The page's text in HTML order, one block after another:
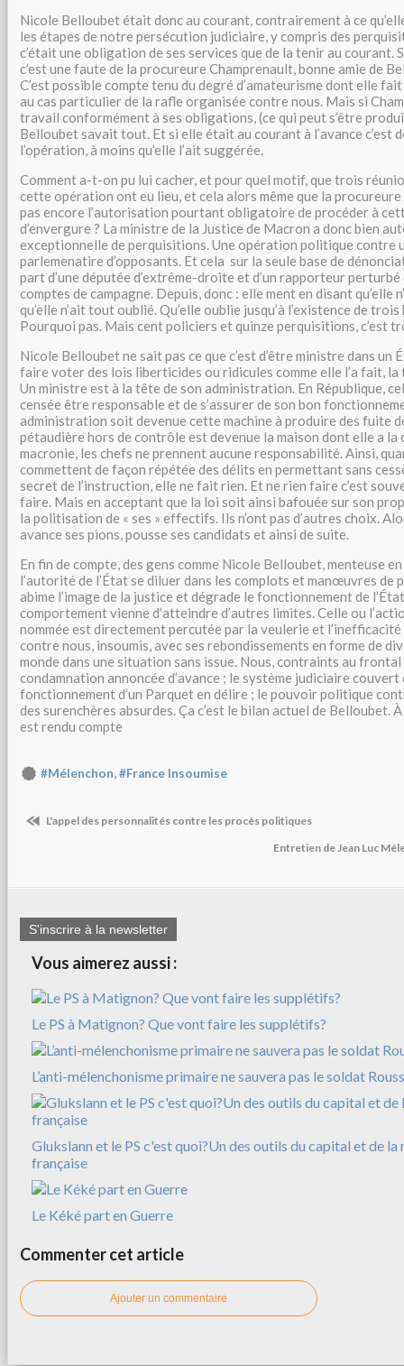
Nicole Belloubet était donc au courant, contrairement à ce
les étapes de notre persécution judiciaire, y compris des
c’était une obligation de ses services que de la tenir au courant.
c’est une faute de la procureure Champrenault, bonne amie de
C’est possible compte tenu du degré d’amateurisme dont elle
au cas particulier de la rafle organisée contre nous. Mais si
travail conformément à ses obligations, (ce qui peut s’être
Belloubet savait tout. Et si elle était au courant à l’avance c’est
l’opération, à moins qu’elle l’ait suggérée.
Comment a-t-on pu lui cacher, et pour quel motif, que trois
cette opération ont eu lieu, et cela alors même que la procureure
pas encore l’autorisation pourtant obligatoire de procéder à
d’envergure ? La ministre de la Justice de Macron a donc bien
exceptionnelle de perquisitions. Une opération politique contre
parlemenatire d’opposants. Et cela sur la seule base de
part d’une députée d’extrême-droite et d’un rapporteur perturbé
comptes de campagne. Depuis, donc : elle ment en disant qu’elle
qu’elle n’ait tout oublié. Qu’elle oublie jusqu’à l’existence de
Pourquoi pas. Mais cent policiers et quinze perquisitions, c’est
Nicole Belloubet ne sait pas ce que c’est d’être ministre dans un
faire voter des lois liberticides ou ridicules comme elle l’a fait, la
Un ministre est à la tête de son administration. En République,
censée être responsable et de s’assurer de son bon
administration soit devenue cette machine à produire des fuite
pétaudière hors de contrôle est devenue la maison dont elle a la
macronie, les chefs ne prennent aucune responsabilité. Ainsi,
commettent de façon répétée des délits en permettant sans
secret de l’instruction, elle ne fait rien. Et ne rien faire c’est
faire. Mais en acceptant que la loi soit ainsi bafouée sur son
la politisation de « ses » effectifs. Ils n’ont pas d’autres choix.
avance ses pions, pousse ses candidats et ainsi de suite.
En fin de compte, des gens comme Nicole Belloubet, menteuse
l’autorité de l’État se diluer dans les complots et manœuvres de
abime l’image de la justice et dégrade le fonctionnement de
comportement vienne d’atteindre d’autres limites. Celle ou
nommée est directement percutée par la veulerie et
contre nous, insoumis, avec ses rebondissements en forme de
monde dans une situation sans issue. Nous, contraints au
condamnation annoncée d’avance ; le système judiciaire
fonctionnement d’un Parquet en délire ; le pouvoir politique
des surenchères absurdes. Ça c’est le bilan actuel de Belloubet.
est rendu compte
#Mélenchon,#France Insoumise
L'appel des personnalités contre les procès politiques
Entretien de Jean Luc
S'inscrire à la newsletter
Vous aimerez aussi :
Le PS à Matignon? Que vont faire les supplétifs?
L’anti-mélenchonisme primaire ne sauvera pas le soldat
Glukslann et le PS c'est quoi?Un des outils du capital et de
française
Le Kéké part en Guerre
Commenter cet article
Ajouter un commentaire